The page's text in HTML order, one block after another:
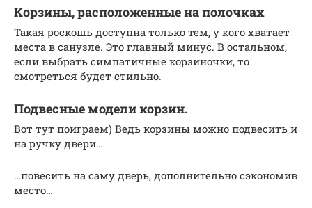
Корзины, расположенные на полочках
Такая роскошь доступна только тем, у кого хватает
места в санузле. Это главный минус. В остальном,
если выбрать симпатичные корзиночки, то
смотреться будет стильно.
Подвесные модели корзин.
Вот тут поиграем) Ведь корзины можно подвесить и
на ручку двери…
…повесить на саму дверь, дополнительно сэкономив
место…